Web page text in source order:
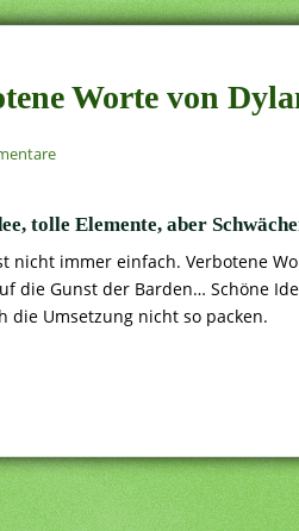
Worte von
tolle Elemente, aber
nicht immer einfach. Verbotene
die Gunst der Barden… Schöne
die Umsetzung nicht so packen.